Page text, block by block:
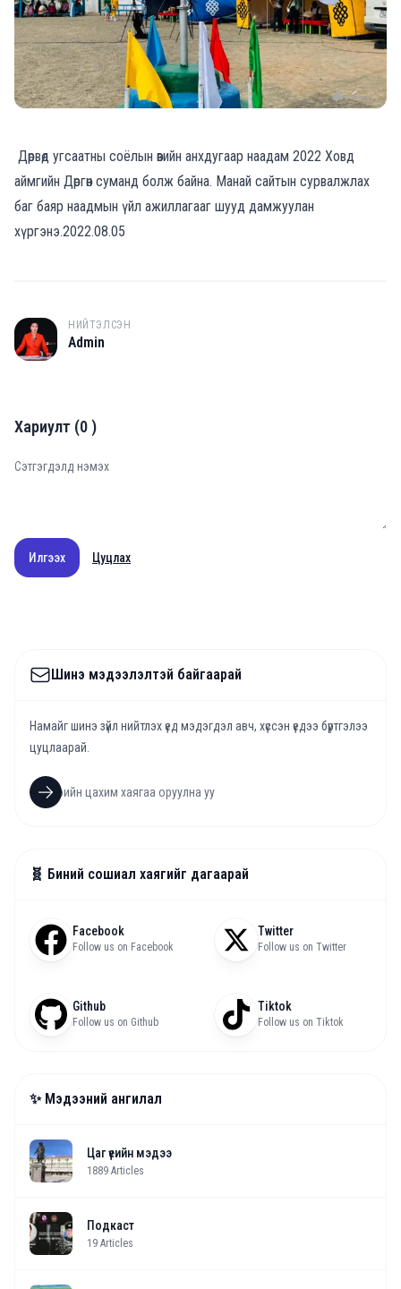
Дөрвөд угсаатны соёлын өвийн анхдугаар наадам 2022 Ховд
аймгийн Дөргөн суманд болж байна. Манай сайтын сурвалжлах
баг баяр наадмын үйл ажиллагааг шууд дамжуулан
хүргэнэ.2022.08.05
A
НИЙТЭЛСЭН
Admin
Хариулт (0)
Илгээх Цуцлах
Шинэ мэдээлэлтэй байгаарай
Намайг шинэ зүйл нийтлэх үед мэдэгдэл авч, хүссэн үедээ бүртгэлээ
цуцлаарай.
🧬 Биний сошиал хаягийг дагаарай
Facebook
Follow us on Facebook
Twitter
Follow us on Twitter
Github
Follow us on Github
Tiktok
Follow us on Tiktok
✨ Мэдээний ангилал
Цаг үеийн мэдээ
1889 Articles
Подкаст
19 Articles